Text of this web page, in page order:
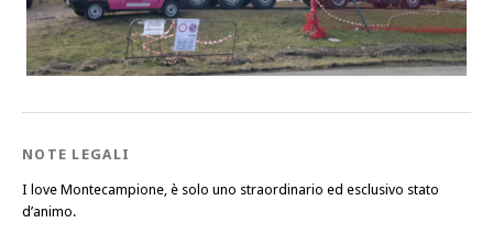
NOTE LEGALI
I love Montecampione, è solo uno straordinario ed esclusivo stato
d’animo.